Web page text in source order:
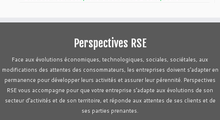
Perspectives RSE
Face aux évolutions économiques, technologiques, sociales, sociétales, aux
modifications des attentes des consommateurs, les entreprises doivent s’adapter en
permanence pour développer leurs activités et assurer leur pérennité. Perspectives
RSE vous accompagne pour que votre entreprise s’adapte aux évolutions de son
secteur d’activités et de son territoire, et réponde aux attentes de ses clients et de
ses parties prenantes.